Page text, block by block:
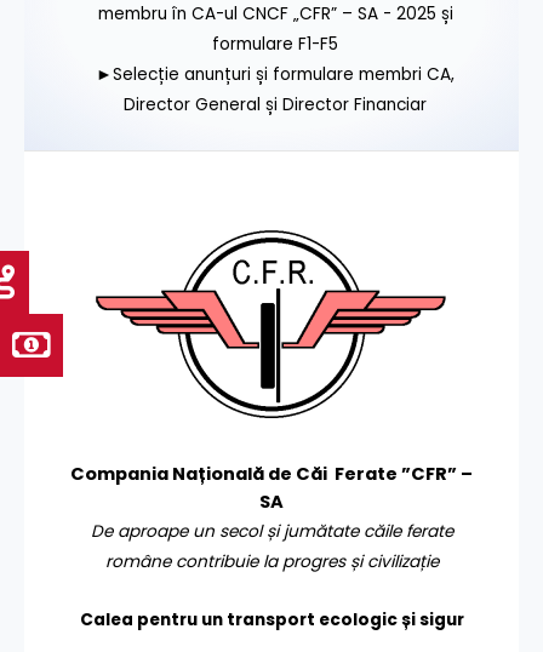
membru în CA-ul CNCF „CFR” – SA - 2025 și
formulare F1-F5
►Selecție anunțuri și formulare membri CA,
Director General și Director Financiar
Compania Națională de Căi Ferate ”CFR” –
SA
De aproape un secol și jumătate căile ferate
române contribuie la progres și civilizație
Calea pentru un transport ecologic și sigur